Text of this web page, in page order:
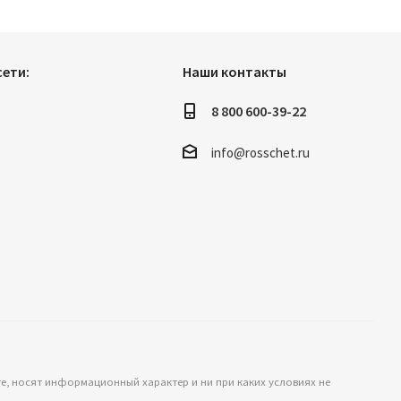
Наши контакты
8 800 600-39-22
info@rosschet.ru
носят информационный характер и ни при каких условиях не